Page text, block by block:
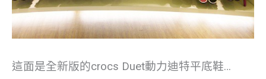
這面是全新版的crocs Duet動力迪特平底鞋…